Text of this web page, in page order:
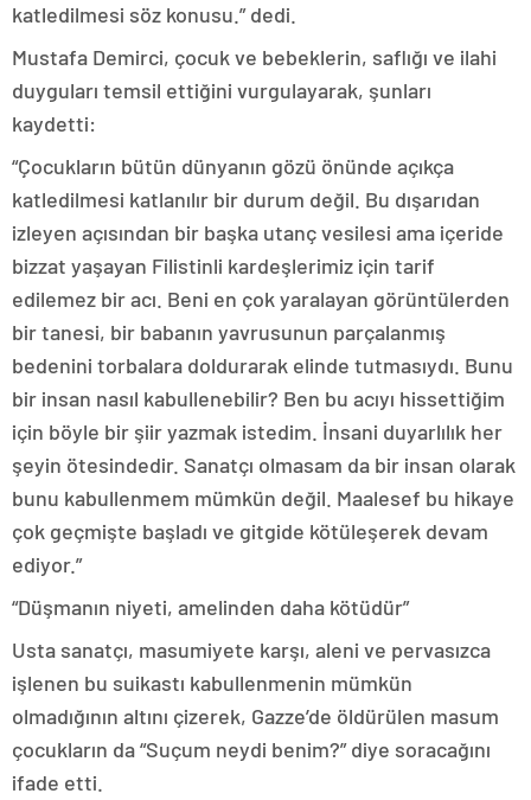
katledilmesi söz konusu.” dedi.
Mustafa Demirci, çocuk ve bebeklerin, saflığı ve ilahi
duyguları temsil ettiğini vurgulayarak, şunları
kaydetti:
“Çocukların bütün dünyanın gözü önünde açıkça
katledilmesi katlanılır bir durum değil. Bu dışarıdan
izleyen açısından bir başka utanç vesilesi ama içeride
bizzat yaşayan Filistinli kardeşlerimiz için tarif
edilemez bir acı. Beni en çok yaralayan görüntülerden
bir tanesi, bir babanın yavrusunun parçalanmış
bedenini torbalara doldurarak elinde tutmasıydı. Bunu
bir insan nasıl kabullenebilir? Ben bu acıyı hissettiğim
için böyle bir şiir yazmak istedim. İnsani duyarlılık her
şeyin ötesindedir. Sanatçı olmasam da bir insan olarak
bunu kabullenmem mümkün değil. Maalesef bu hikaye
çok geçmişte başladı ve gitgide kötüleşerek devam
ediyor.”
“Düşmanın niyeti, amelinden daha kötüdür”
Usta sanatçı, masumiyete karşı, aleni ve pervasızca
işlenen bu suikastı kabullenmenin mümkün
olmadığının altını çizerek, Gazze’de öldürülen masum
çocukların da “Suçum neydi benim?” diye soracağını
ifade etti.